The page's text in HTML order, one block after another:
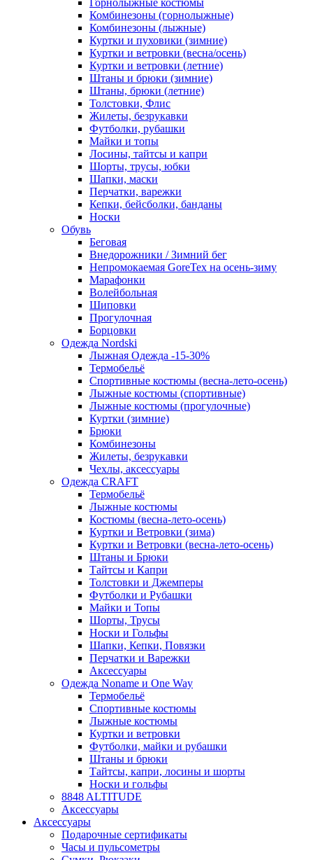
Горнолыжные костюмы
Комбинезоны (горнолыжные)
Комбинезоны (лыжные)
Куртки и пуховики (зимние)
Куртки и ветровки (весна/осень)
Куртки и ветровки (летние)
Штаны и брюки (зимние)
Штаны, брюки (летние)
Толстовки, Флис
Жилеты, безрукавки
Футболки, рубашки
Майки и топы
Лосины, тайтсы и капри
Шорты, трусы, юбки
Шапки, маски
Перчатки, варежки
Кепки, бейсболки, банданы
Носки
Обувь
Беговая
Внедорожники / Зимний бег
Непромокаемая GoreTex на осень-зиму
Марафонки
Волейбольная
Шиповки
Прогулочная
Борцовки
Одежда Nordski
Лыжная Одежда -15-30%
Термобельё
Спортивные костюмы (весна-лето-осень)
Лыжные костюмы (спортивные)
Лыжные костюмы (прогулочные)
Куртки (зимние)
Брюки
Комбинезоны
Жилеты, безрукавки
Чехлы, аксессуары
Одежда CRAFT
Термобельё
Лыжные костюмы
Костюмы (весна-лето-осень)
Куртки и Ветровки (зима)
Куртки и Ветровки (весна-лето-осень)
Штаны и Брюки
Тайтсы и Капри
Толстовки и Джемперы
Футболки и Рубашки
Майки и Топы
Шорты, Трусы
Носки и Гольфы
Шапки, Кепки, Повязки
Перчатки и Варежки
Аксессуары
Одежда Noname и One Way
Термобельё
Спортивные костюмы
Лыжные костюмы
Куртки и ветровки
Футболки, майки и рубашки
Штаны и брюки
Тайтсы, капри, лосины и шорты
Носки и гольфы
8848 ALTITUDE
Аксессуары
Аксессуары
Подарочные сертификаты
Часы и пульсометры